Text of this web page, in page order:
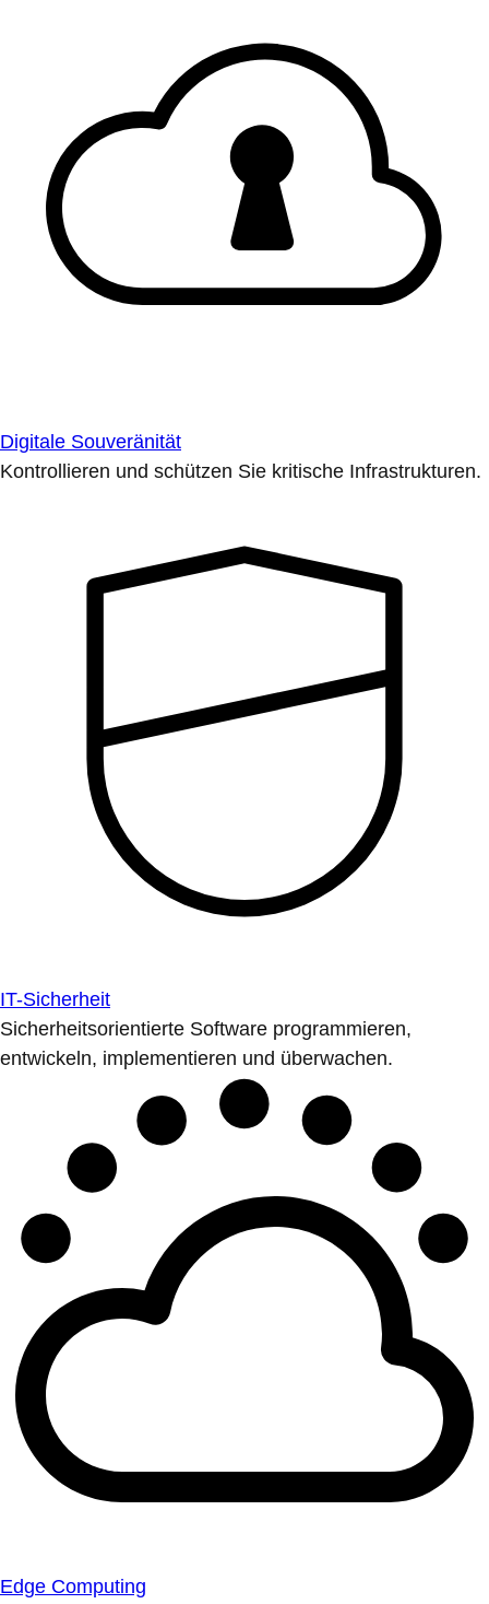
Digitale Souveränität
Kontrollieren und schützen Sie kritische Infrastrukturen.
IT-Sicherheit
Sicherheitsorientierte Software programmieren,
entwickeln, implementieren und überwachen.
Edge Computing